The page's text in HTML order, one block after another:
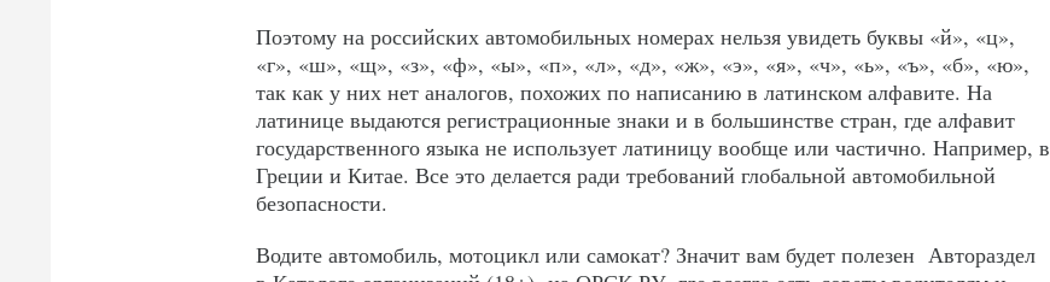
Поэтому на российских автомобильных номерах нельзя увидеть буквы «й», «ц»,
«г», «ш», «щ», «з», «ф», «ы», «п», «л», «д», «ж», «э», «я», «ч», «ь», «ъ», «б», «ю»,
так как у них нет аналогов, похожих по написанию в латинском алфавите. На
латинице выдаются регистрационные знаки и в большинстве стран, где алфавит
государственного языка не использует латиницу вообще или частично. Например, в
Греции и Китае. Все это делается ради требований глобальной автомобильной
безопасности.
Водите автомобиль, мотоцикл или самокат? Значит вам будет полезен Автораздел